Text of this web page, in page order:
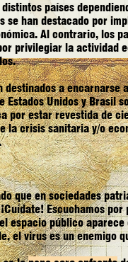
países
se han destacado por
Al contrario, los
privilegiar la actividad
destinados a
Estados Unidos y Brasil
por estar revestida de
la crisis sanitaria y/o
que en sociedades
Escuchamos
espacio público
el virus es un enemigo